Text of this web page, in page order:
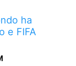
ha
e FIFA